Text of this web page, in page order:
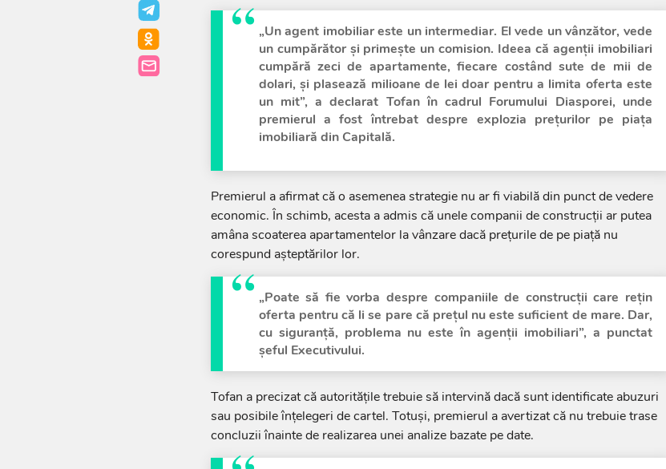
„Un agent imobiliar este un intermediar. El vede un vânzător, vede
un cumpărător și primește un comision. Ideea că agenții imobiliari
cumpără zeci de apartamente, fiecare costând sute de mii de
dolari, și plasează milioane de lei doar pentru a limita oferta este
un mit”, a declarat Tofan în cadrul Forumului Diasporei, unde
premierul a fost întrebat despre explozia prețurilor pe piața
imobiliară din Capitală.
Premierul a afirmat că o asemenea strategie nu ar fi viabilă din punct de vedere
economic. În schimb, acesta a admis că unele companii de construcții ar putea
amâna scoaterea apartamentelor la vânzare dacă prețurile de pe piață nu
corespund așteptărilor lor.
„Poate să fie vorba despre companiile de construcții care rețin
oferta pentru că li se pare că prețul nu este suficient de mare. Dar,
cu siguranță, problema nu este în agenții imobiliari”, a punctat
șeful Executivului.
Tofan a precizat că autoritățile trebuie să intervină dacă sunt identificate abuzuri
sau posibile înțelegeri de cartel. Totuși, premierul a avertizat că nu trebuie trase
concluzii înainte de realizarea unei analize bazate pe date.